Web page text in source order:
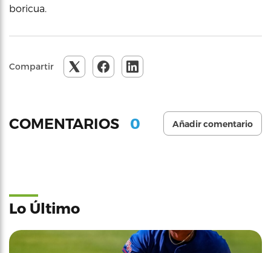
boricua.
Compartir
COMENTARIOS 0 Añadir comentario
Lo Último